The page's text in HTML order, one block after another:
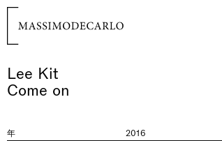
Lee Kit
Come on
年
2016